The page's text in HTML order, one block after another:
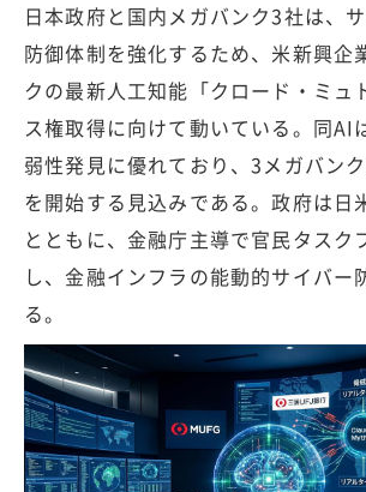
日本政府と国内メガバンク3社は、
防御体制を強化するため、米新興企
クの最新人工知能「クロード・ミュ
ス権取得に向けて動いている。同AI
弱性発見に優れており、3メガバン
を開始する見込みである。政府は日
とともに、金融庁主導で官民タスク
し、金融インフラの能動的サイバー
る。